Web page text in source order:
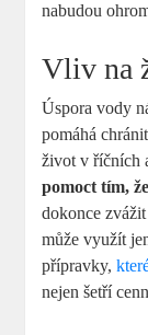
nabudou
Vliv na
Úspora vody
pomáhá
život v říčních
pomoct tím,
dokonce
může využít
přípravky,
nejen šetří